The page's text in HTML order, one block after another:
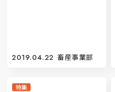
2019.04.22 畜産事業部
特集